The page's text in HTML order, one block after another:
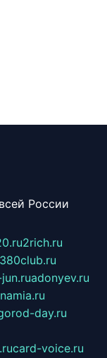
России
2rich.ru
adonyev.ru
day.ru
card-voice.ru